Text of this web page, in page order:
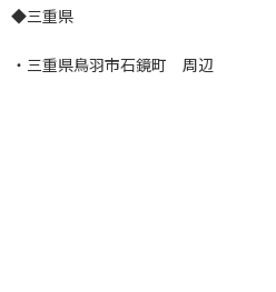
◆三重県
・三重県鳥羽市石鏡町 周辺